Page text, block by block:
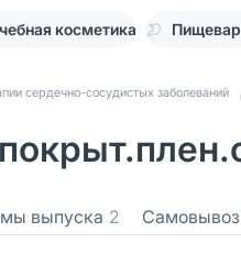
косметика
сердечно-сосудистых заболеваний
выпуска 2 Самовывоз